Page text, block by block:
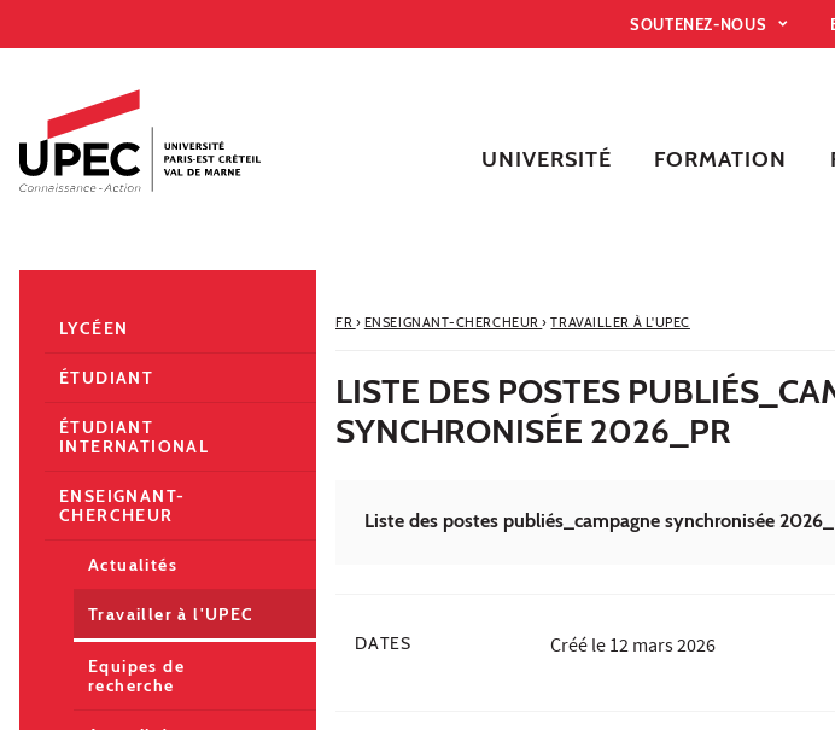
Accès directs
Recherche
Navigation secondaire
SOUTENEZ-NOUS
UNIVERSITÉ FORMATION
FR › ENSEIGNANT-CHERCHEUR› TRAVAILLER À L'UPEC
LISTE DES POSTES
SYNCHRONISÉE 2026_PR
Liste des postes publiés_campagne synchronisée
DATES Créé le12 mars 2026
LYCÉEN
ÉTUDIANT
ÉTUDIANT
INTERNATIONAL
ENSEIGNANT-
CHERCHEUR
Actualités
Travailler à l'UPEC
Equipes de
recherche